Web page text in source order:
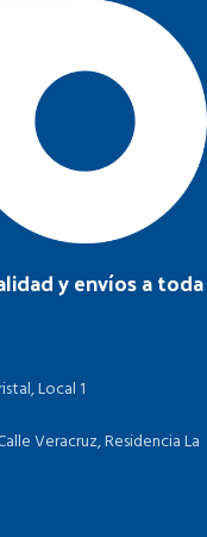
y envíos a toda
Local 1
Veracruz, Residencia La